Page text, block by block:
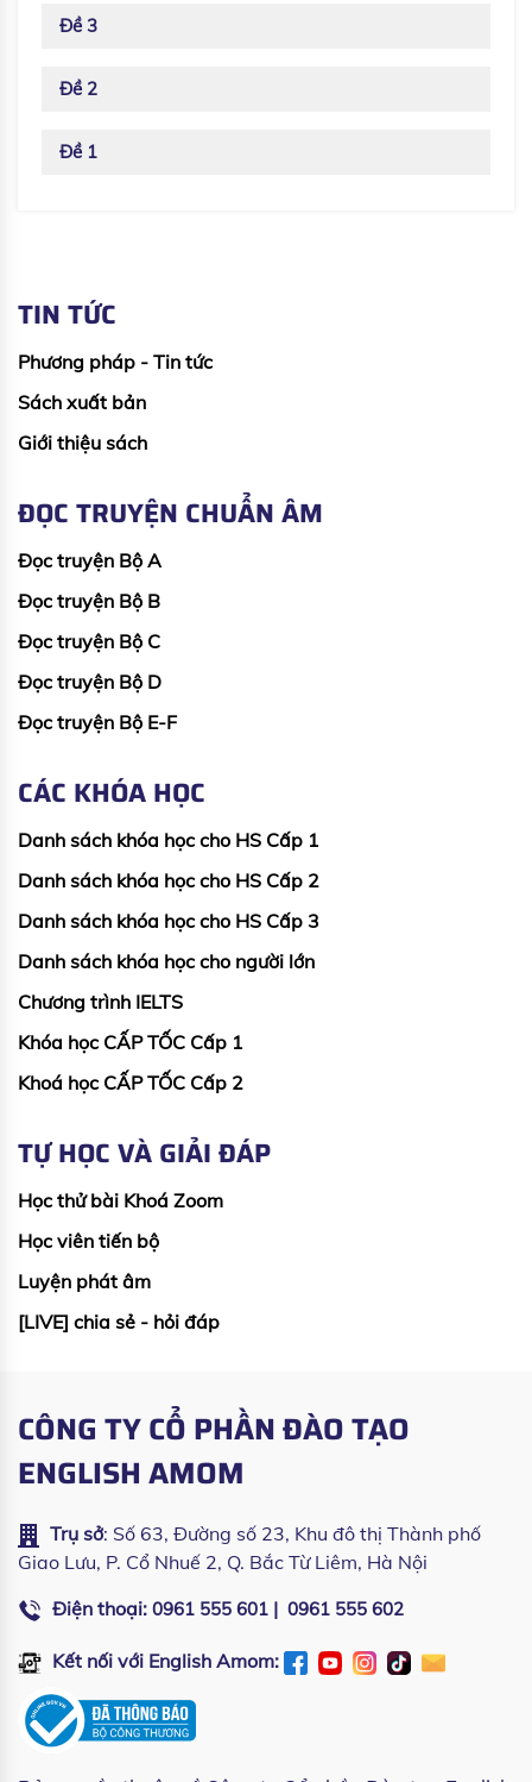
Đề 3
Đề 2
Đề 1
TIN TỨC
Phương pháp - Tin tức
Sách xuất bản
Giới thiệu sách
ĐỌC TRUYỆN CHUẨN ÂM
Đọc truyện Bộ A
Đọc truyện Bộ B
Đọc truyện Bộ C
Đọc truyện Bộ D
Đọc truyện Bộ E-F
CÁC KHÓA HỌC
Danh sách khóa học cho HS Cấp 1
Danh sách khóa học cho HS Cấp 2
Danh sách khóa học cho HS Cấp 3
Danh sách khóa học cho người lớn
Chương trình IELTS
Khóa học CẤP TỐC Cấp 1
Khoá học CẤP TỐC Cấp 2
TỰ HỌC VÀ GIẢI ĐÁP
Học thử bài Khoá Zoom
Học viên tiến bộ
Luyện phát âm
[LIVE] chia sẻ - hỏi đáp
CÔNG TY CỔ PHẦN ĐÀO TẠO
ENGLISH AMOM
Trụ sở: Số 63, Đường số 23, Khu đô thị Thành phố
Giao Lưu, P. Cổ Nhuế 2, Q. Bắc Từ Liêm, Hà Nội
Điện thoại: 0961 555 601 | 0961 555 602
Kết nối với English Amom: